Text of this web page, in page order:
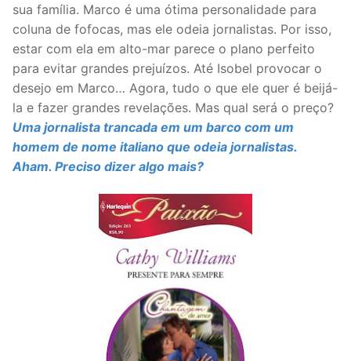
sua família. Marco é uma ótima personalidade para
coluna de fofocas, mas ele odeia jornalistas. Por isso,
estar com ela em alto-mar parece o plano perfeito
para evitar grandes prejuízos. Até Isobel provocar o
desejo em Marco… Agora, tudo o que ele quer é beijá-
la e fazer grandes revelações. Mas qual será o preço?
Uma jornalista trancada em um barco com um
homem de nome italiano que odeia jornalistas.
Aham. Preciso dizer algo mais?